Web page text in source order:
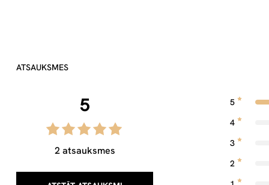
ATSAUKSMES
5
2 atsauksmes
5
4
3
2